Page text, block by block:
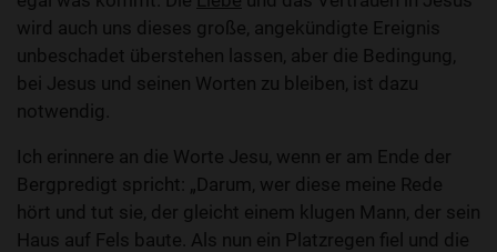
wird auch uns dieses große, angekündigte Ereignis
unbeschadet überstehen lassen, aber die Bedingung,
bei Jesus und seinen Worten zu bleiben, ist dazu
notwendig.
Ich erinnere an die Worte Jesu, wenn er am Ende der
Bergpredigt spricht: „Darum, wer diese meine Rede
hört und tut sie, der gleicht einem klugen Mann, der sein
Haus auf Fels baute. Als nun ein Platzregen fiel und die